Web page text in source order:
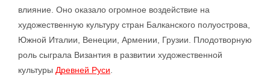
влияние. Оно оказало огромное воздействие на
художественную культуру стран Балканского полуострова,
Южной Италии, Венеции, Армении, Грузии. Плодотворную
роль сыграла Византия в развитии художественной
культуры Древней Руси